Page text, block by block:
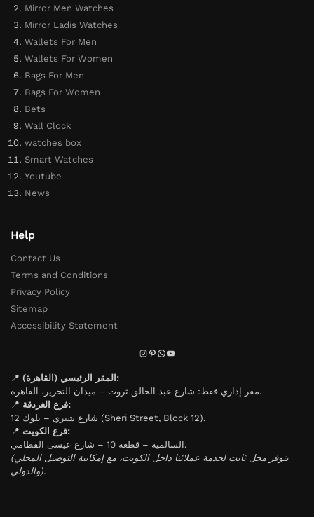
Mirror Men Watches
Mirror Ladis Watches
Wallets For Men
Wallets For Women
Bags For Men
Bags For Women
Bets
Wall Clock
watches box
Smart Watches
Youtube
News
Help
Contact Us
Terms and Conditions
Privacy Policy
Sitemap
Accessibility Statement
📍
المقر الرئيسي (القاهرة):
مقر إداري فقط: شارع عبد الخالق ثروت – ميدان التحرير، القاهرة.
📍
فرع الغردقة:
شارع شيري – بلوك 12 (Sheri Street, Block 12).
📍
فرع الكويت:
السالمية – قطعة 10 – شارع عيسى القطامي.
(يتوفر محل ثابت لخدمة عملائنا داخل الكويت، مع إمكانية التوصيل المحلي
والدولي).